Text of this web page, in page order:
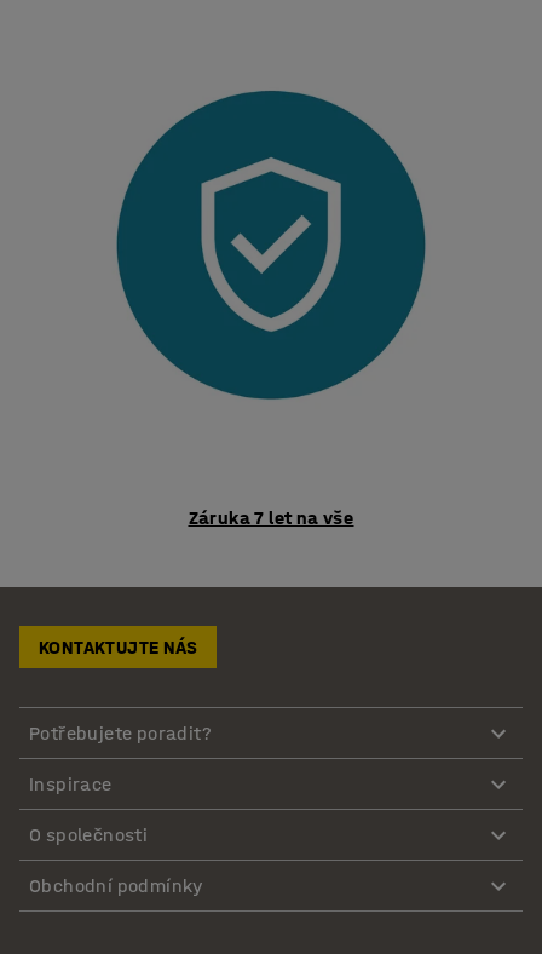
Záruka 7 let na vše
KONTAKTUJTE NÁS
Potřebujete poradit?
Inspirace
O společnosti
Obchodní podmínky